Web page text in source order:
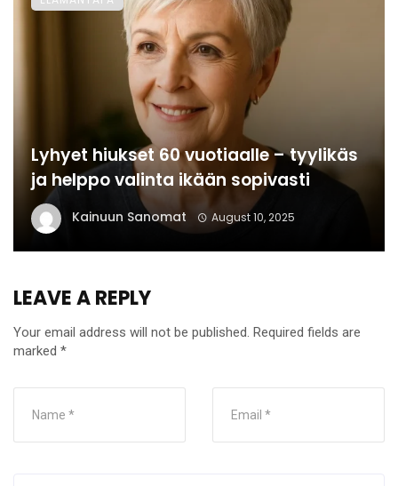
Lyhyet hiukset 60 vuotiaalle – tyylikäs
ja helppo valinta ikään sopivasti
Kainuun Sanomat August 10, 2025
LEAVE A REPLY
Your email address will not be published. Required fields are
marked *